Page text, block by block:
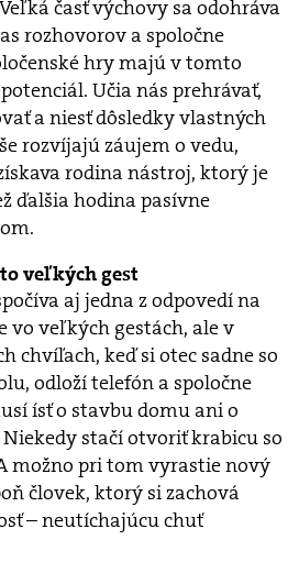
časť výchovy sa odohráva
rozhovorov a spoločne
hry majú v tomto
Učia nás prehrávať,
a niesť dôsledky vlastných
rozvíjajú záujem o vedu,
rodina nástroj, ktorý je
ďalšia hodina pasívne
veľkých gest
aj jedna z odpovedí na
vo veľkých gestách, ale v
chvíľach, keď si otec sadne so
odloží telefón a spoločne
ísť o stavbu domu ani o
stačí otvoriť krabicu so
možno pri tom vyrastie nový
človek, ktorý si zachová
– neutíchajúcu chuť